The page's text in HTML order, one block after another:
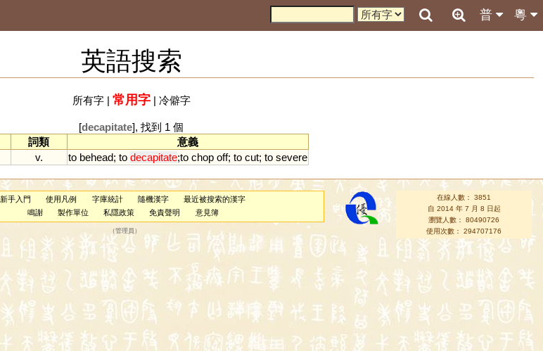
粵
普
英語搜索
所有字| 常用字| 冷僻字
[decapitate], 找到 1 個
詞類
意義
v. to behead; to decapitate;to chop off; to cut; to severe
新手入門 使用凡例 字庫統計 隨機漢字
最近被搜索的漢字
鳴謝
製作單位 私隱政策 免責聲明 意見簿
（管理員 ）
在線人數： 3851
自 2014 年 7 月 8 日起
瀏覽人數： 80490726
使用次數： 294707176